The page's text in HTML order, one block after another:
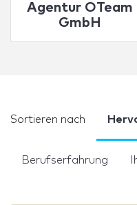
Agentur OTeam
GmbH
Sortieren nach
Berufserfahrung